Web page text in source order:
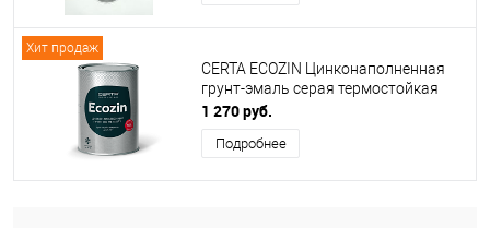
Хит продаж
CERTA ECOZIN Цинконаполненная
грунт-эмаль серая термостойкая
1 270 руб.
Подробнее